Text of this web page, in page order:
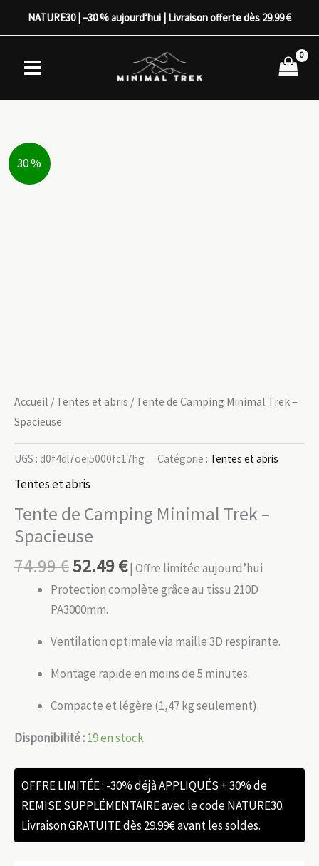
NATURE30 | –30 % aujourd’hui | Livraison offerte dès 29.99 €
30 %
Accueil / Tentes et abris / Tente de Camping Minimal Trek –
Spacieuse
UGS : d0f4dl7oei5000fc17hg Catégorie : Tentes et abris
Tentes et abris
Tente de Camping Minimal Trek –
Spacieuse
74.99€52.49€| Offre limitée aujourd’hui
Protection complète grâce au tissu 210D
PA3000mm.
Ventilation optimale via maille 3D respirante.
Montage rapide en moins de 5 minutes.
Compacte et légère (1,47 kg seulement).
Disponibilité :19 en stock
OFFRE LIMITÉE : -30% déjà APPLIQUÉS + 30% de
REMISE SUPPLÉMENTAIRE avec le code NATURE30.
Livraison GRATUITE dès 29.99€ avant les soldes.